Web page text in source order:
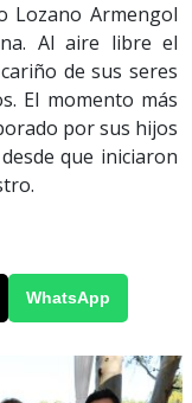
Lozano Armengol
Al aire libre el
de sus seres
El momento más
por sus hijos
que iniciaron
WhatsApp